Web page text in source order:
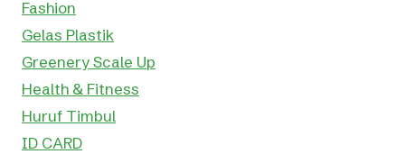
Fashion
Gelas Plastik
Greenery Scale Up
Health & Fitness
Huruf Timbul
ID CARD